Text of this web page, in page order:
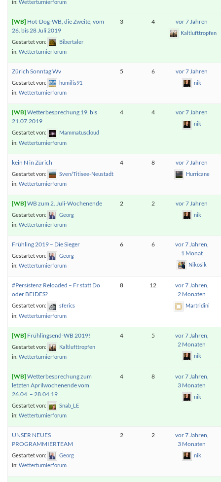
in: Wetterturnierforum
Hot-Dog-WB, die Zweite, vom
26. bis 28 Juli 2019
Gestartet von:
Bibertaler
in: Wetterturnierforum
3 4 vor 7 Jahren
Kaltlufttropfen
Zürich Sonntag Wv
Gestartet von:
humilis91
in: Wetterturnierforum
5 6 vor 7 Jahren
nik
Wetterbesprechung 19. bis
21.07.2019
Gestartet von:
Mammatuscloud
in: Wetterturnierforum
4 4 vor 7 Jahren
nik
kein N in Zürich
Gestartet von:
Sven/Titisee-Neustadt
in: Wetterturnierforum
4 8 vor 7 Jahren
Hurricane
WB zum 2. Juli-Wochenende
Gestartet von:
Georg
in: Wetterturnierforum
2 2 vor 7 Jahren
nik
Frühling 2019 – Die Sieger
Gestartet von:
Georg
in: Wetterturnierforum
6 6
vor 7 Jahren,
1 Monat
Nikosik
#Persistenz Reloaded – Fr statt Do
oder BEIDES?
Gestartet von:
sferics
in: Wetterturnierforum
8 12
vor 7 Jahren,
2 Monaten
Martridini
Frühlingsend-WB 2019!
Gestartet von:
Kaltlufttropfen
in: Wetterturnierforum
4 5
vor 7 Jahren,
2 Monaten
nik
Wetterbesprechung zum
letzten Aprilwochenende vom
26.04. – 28.04.19
Gestartet von:
Snab_LE
in: Wetterturnierforum
4 8
vor 7 Jahren,
3 Monaten
nik
UNSER NEUES
PROGRAMMIERTEAM
Gestartet von:
Georg
in: Wetterturnierforum
2 2
vor 7 Jahren,
3 Monaten
nik